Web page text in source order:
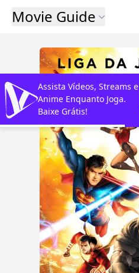
Movie Guide
Assista Vídeos, Streams e
Anime Enquanto Joga.
Baixe Grátis!